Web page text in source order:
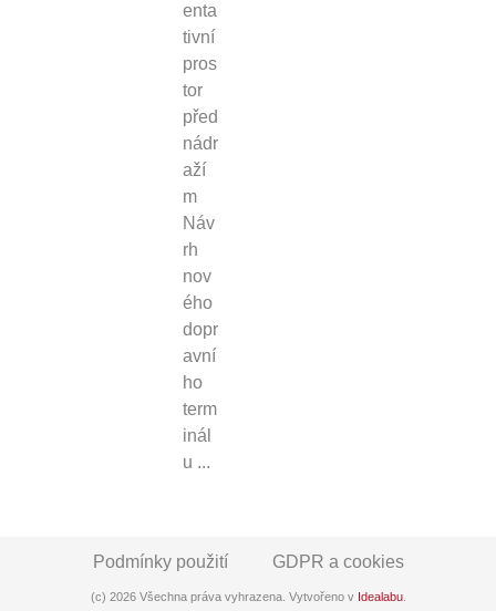
enta
tivní
pros
tor
před
nádr
aží
m
Náv
rh
nov
ého
dopr
avní
ho
term
inál
u ...
Podmínky použití GDPR a cookies
(c) 2026 Všechna práva vyhrazena. Vytvořeno v Idealabu.